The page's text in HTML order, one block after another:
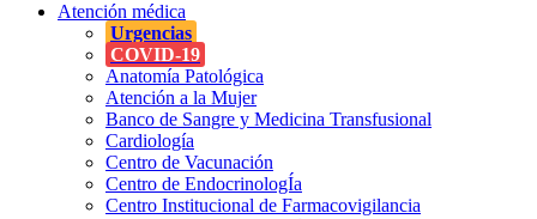
Atención médica
Urgencias
COVID-19
Anatomía Patológica
Atención a la Mujer
Banco de Sangre y Medicina Transfusional
Cardiología
Centro de Vacunación
Centro de EndocrinologÍa
Centro Institucional de Farmacovigilancia